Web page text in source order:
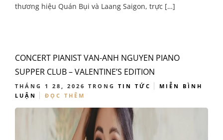
thương hiệu Quán Bụi và Laang Saigon, trực […]
CONCERT PIANIST VAN-ANH NGUYEN PIANO
SUPPER CLUB – VALENTINE’S EDITION
THÁNG 1 28, 2026 TRONG TIN TỨC
MIỄN BÌNH
LUẬN
ĐỌC THÊM